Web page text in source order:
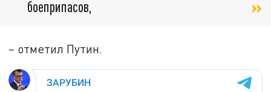
боеприпасов,
– отметил Путин.